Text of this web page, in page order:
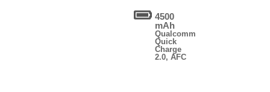
4500
mAh
Qualcomm
Quick
Charge
2.0, AFC